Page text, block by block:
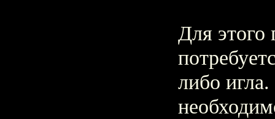
Для этого
либо